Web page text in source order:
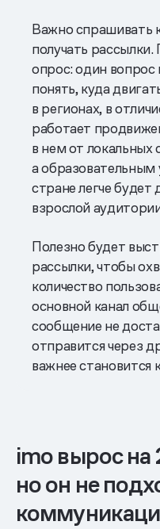
Важно спрашивать
получать
опрос: один вопрос
понять, куда
в регионах, в
работает
в нем от локальных
а
стране легче будет
взрослой
Полезно будет
рассылки, чтобы
количество
основной канал
сообщение не
отправится через
важнее
imo вырос на
но он не